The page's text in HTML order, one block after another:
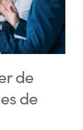
de
de